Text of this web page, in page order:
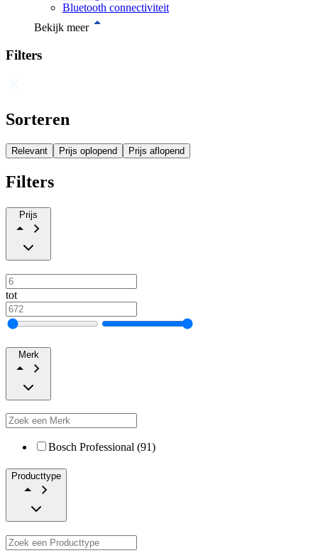
Bluetooth connectiviteit
Bekijk meer
Filters
Sorteren
Relevant Prijs oplopend Prijs aflopend
Filters
Prijs
tot
Merk
Bosch Professional (91)
Producttype